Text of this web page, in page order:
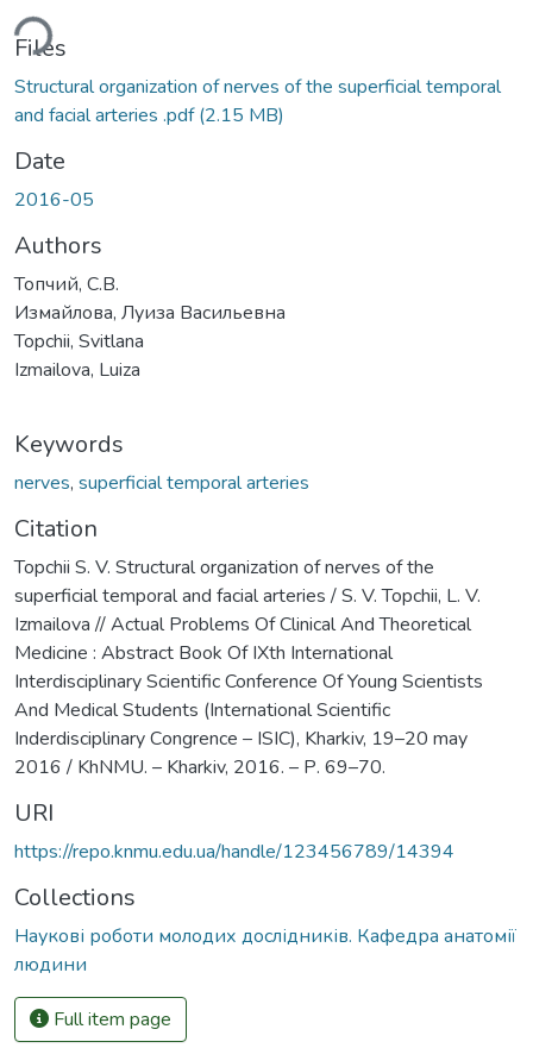
Files
Structural organization of nerves of the superficial temporal
and facial arteries .pdf(2.15 MB)
Date
2016-05
Authors
Топчий, С.В.
Измайлова, Луиза Васильевна
Topchii, Svitlana
Izmailova, Luiza
Keywords
nerves, superficial temporal аrteries
Citation
Topchii S. V. Structural organization of nerves of the
superficial temporal and facial arteries / S. V. Topchii, L. V.
Izmailova // Actual Problems Of Clinical And Theoretical
Medicine : Аbstract Book Of IXth International
Interdisciplinary Scientific Conference Of Young Scientists
And Medical Students (Іnternational Scientific
Іnderdisciplinary Сongrence – ISIC), Kharkiv, 19–20 may
2016 / KhNMU. – Kharkiv, 2016. – Р. 69–70.
URI
https://repo.knmu.edu.ua/handle/123456789/14394
Collections
Наукові роботи молодих дослідників. Кафедра анатомії
людини
Full item page